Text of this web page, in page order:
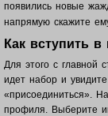
появились новые
напрямую скажите
Как вступить в
Для этого с главной
идет набор и
«присоединиться».
профиля. Выберите